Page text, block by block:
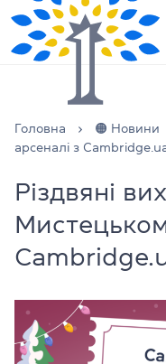
Головна 🟠 Новини
арсеналі з
Різдвяні